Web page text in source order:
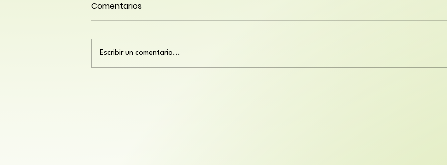
Comentarios
Escribir un comentario...